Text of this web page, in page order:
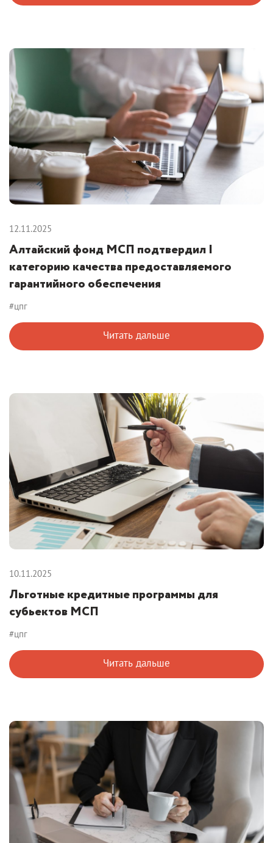
12.11.2025
Алтайский фонд МСП подтвердил I
категорию качества предоставляемого
гарантийного обеспечения
#цпг
Читать дальше
10.11.2025
Льготные кредитные программы для
субьектов МСП
#цпг
Читать дальше